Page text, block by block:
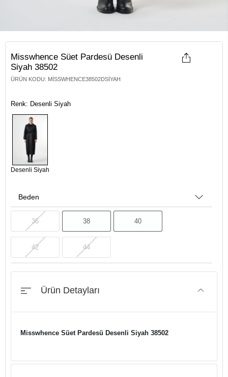
Misswhence Süet Pardesü Desenli
Siyah 38502
ÜRÜN KODU: MISSWHENCE38502DSIYAH
Renk: Desenli Siyah
Desenli Siyah
Beden
36 38 40
42 44
Ürün Detayları
Misswhence Süet Pardesü Desenli Siyah 38502